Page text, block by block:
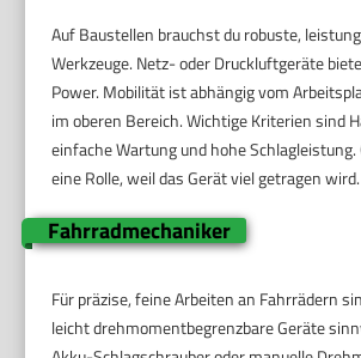
Auf Baustellen brauchst du robuste,
Werkzeuge. Netz- oder Druckluftgeräte
Power. Mobilität ist abhängig vom
im oberen Bereich. Wichtige Kriterien sind
einfache Wartung und hohe
eine Rolle, weil das Gerät viel getragen wird.
Fahrradmechaniker
Für präzise, feine Arbeiten an Fahrrädern
leicht drehmomentbegrenzbare Geräte